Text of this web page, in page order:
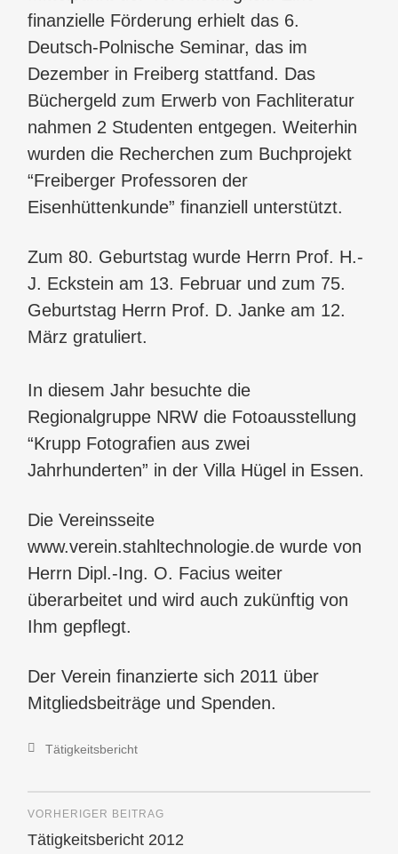
finanzielle Förderung erhielt das 6.
Deutsch-Polnische Seminar, das im
Dezember in Freiberg stattfand. Das
Büchergeld zum Erwerb von Fachliteratur
nahmen 2 Studenten entgegen. Weiterhin
wurden die Recherchen zum Buchprojekt
“Freiberger Professoren der
Eisenhüttenkunde” finanziell unterstützt.
Zum 80. Geburtstag wurde Herrn Prof. H.-
J. Eckstein am 13. Februar und zum 75.
Geburtstag Herrn Prof. D. Janke am 12.
März gratuliert.
In diesem Jahr besuchte die
Regionalgruppe NRW die Fotoausstellung
“Krupp Fotografien aus zwei
Jahrhunderten” in der Villa Hügel in Essen.
Die Vereinsseite
www.verein.stahltechnologie.de wurde von
Herrn Dipl.-Ing. O. Facius weiter
überarbeitet und wird auch zukünftig von
Ihm gepflegt.
Der Verein finanzierte sich 2011 über
Mitgliedsbeiträge und Spenden.
Tätigkeitsbericht
VORHERIGER BEITRAG
Tätigkeitsbericht 2012